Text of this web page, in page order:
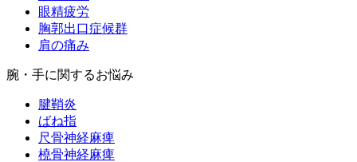
眼精疲労
胸郭出口症候群
肩の痛み
腕・手に関するお悩み
腱鞘炎
ばね指
尺骨神経麻痺
橈骨神経麻痺